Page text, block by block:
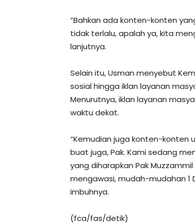
“Bahkan ada konten-konten
tidak terlalu, apalah ya, kita
lanjutnya.
Selain itu, Usman menyebut
sosial hingga iklan layanan
Menurutnya, iklan layanan
waktu dekat.
“Kemudian juga konten-konten
buat juga, Pak. Kami sedang
yang diharapkan Pak
mengawasi, mudah-mudahan 1
imbuhnya.
(fca/fas/detik)